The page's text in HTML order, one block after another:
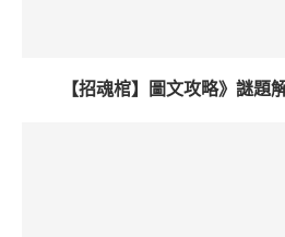
【招魂棺】圖文攻略》謎題